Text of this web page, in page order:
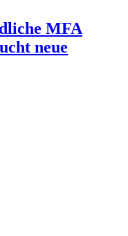
MFA
neue